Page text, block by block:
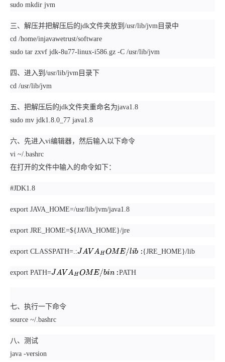
sudo mkdir jvm
三、解压并把解压后的jdk文件夹放到/usr/lib/jvm目录中
cd /home/injavawetrust/software
sudo tar zxvf jdk-8u77-linux-i586.gz -C /usr/lib/jvm
四、进入到/usr/lib/jvm目录下
cd /usr/lib/jvm
五、把解压后的jdk文件夹重命名为java1.8
sudo mv jdk1.8.0_77 java1.8
六、先进入vi编辑器，然后输入以下命令
vi ~/.bashrc
在打开的文件中输入的命令如下：
#JDK1.8
export JAVA_HOME=/usr/lib/jvm/java1.8
export JRE_HOME=${JAVA_HOME}/jre
export CLASSPATH=.:JAVAHOME/lib: {JRE_HOME}/lib
export PATH=JAVAHOME/bin: PATH
七、执行一下命令
source ~/.bashrc
八、测试
java -version